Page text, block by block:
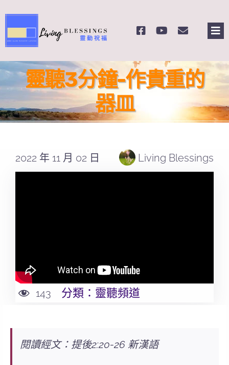
to
content
關於我們
奉獻支持
課程報名
靈聽3分鐘-作貴重的
器皿
2022 年 11 月 02 日 Living Blessings
143 分類： 靈聽頻道
閱讀經文：提後2:20-26 新漢語